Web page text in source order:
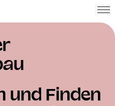
und Finden